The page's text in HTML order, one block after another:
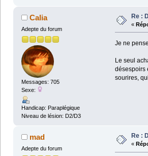
Calia
Adepte du forum
Messages: 705
Sexe:
Handicap: Paraplégique
Niveau de lésion: D2/D3
Re :
«
Je ne
Le seul
désespoirs
sourires,
mad
Adepte du forum
Re :
«